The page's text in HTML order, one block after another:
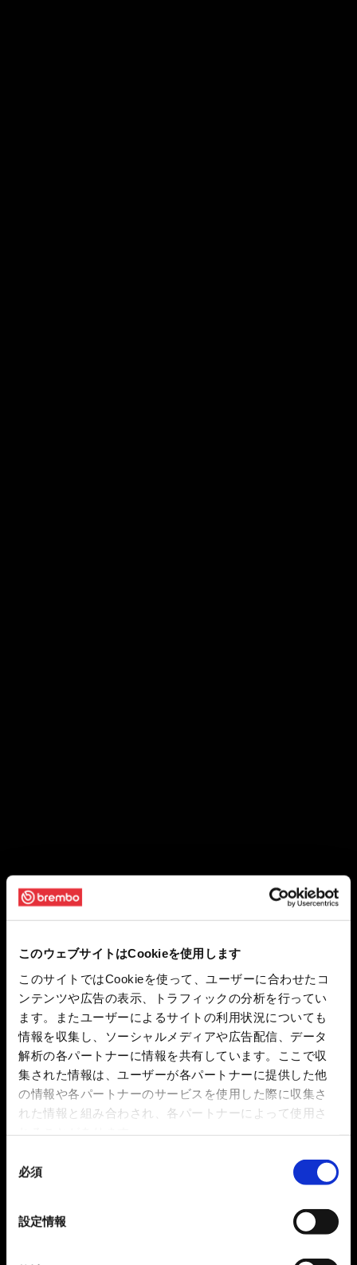
このウェブサイトはCookieを使用します
このサイトではCookieを使って、ユーザーに合わせたコ
ンテンツや広告の表示、トラフィックの分析を行ってい
ます。またユーザーによるサイトの利用状況についても
情報を収集し、ソーシャルメディアや広告配信、データ
解析の各パートナーに情報を共有しています。ここで収
集された情報は、ユーザーが各パートナーに提供した他
の情報や各パートナーのサービスを使用した際に収集さ
れた情報と組み合わされ、各パートナーによって使用さ
必須
設定情報